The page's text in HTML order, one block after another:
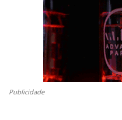
Publicidade